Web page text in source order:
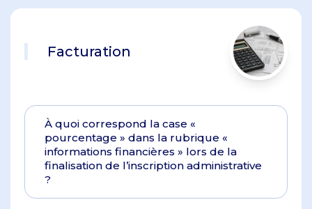
Facturation
À quoi correspond la case «
pourcentage » dans la rubrique «
informations financières » lors de la
finalisation de l’inscription administrative
?